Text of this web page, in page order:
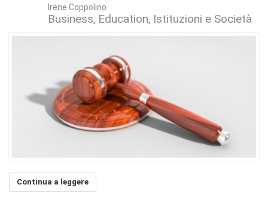
Irene Coppolino
Business Education Istituzioni e Società
Continua a leggere